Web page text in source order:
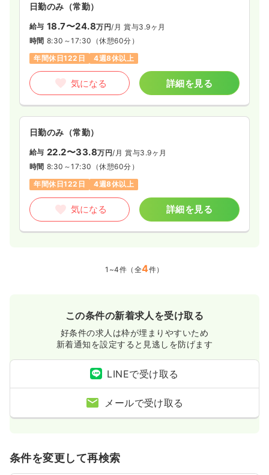
日勤のみ（常勤）
給与 18.7〜24.8万円/月 賞与3.9ヶ月
時間 8:30～17:30 （休憩60分）
年間休日122日
4週8休以上
気になる 詳細を見る
日勤のみ（常勤）
給与 22.2〜33.8万円/月 賞与3.9ヶ月
時間 8:30～17:30 （休憩60分）
年間休日122日
4週8休以上
気になる 詳細を見る
1~4件（全4件）
この条件の新着求人を受け取る
好条件の求人は枠が埋まりやすいため
新着通知を設定すると見逃しを防げます
LINEで受け取る
メールで受け取る
条件を変更して再検索